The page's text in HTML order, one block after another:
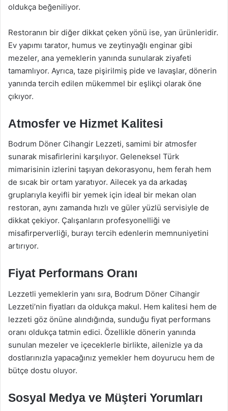
oldukça beğeniliyor.
Restoranın bir diğer dikkat çeken yönü ise, yan ürünleridir.
Ev yapımı tarator, humus ve zeytinyağlı enginar gibi
mezeler, ana yemeklerin yanında sunularak ziyafeti
tamamlıyor. Ayrıca, taze pişirilmiş pide ve lavaşlar, dönerin
yanında tercih edilen mükemmel bir eşlikçi olarak öne
çıkıyor.
Atmosfer ve Hizmet Kalitesi
Bodrum Döner Cihangir Lezzeti, samimi bir atmosfer
sunarak misafirlerini karşılıyor. Geleneksel Türk
mimarisinin izlerini taşıyan dekorasyonu, hem ferah hem
de sıcak bir ortam yaratıyor. Ailecek ya da arkadaş
gruplarıyla keyifli bir yemek için ideal bir mekan olan
restoran, aynı zamanda hızlı ve güler yüzlü servisiyle de
dikkat çekiyor. Çalışanların profesyonelliği ve
misafirperverliği, burayı tercih edenlerin memnuniyetini
artırıyor.
Fiyat Performans Oranı
Lezzetli yemeklerin yanı sıra, Bodrum Döner Cihangir
Lezzeti’nin fiyatları da oldukça makul. Hem kalitesi hem de
lezzeti göz önüne alındığında, sunduğu fiyat performans
oranı oldukça tatmin edici. Özellikle dönerin yanında
sunulan mezeler ve içeceklerle birlikte, ailenizle ya da
dostlarınızla yapacağınız yemekler hem doyurucu hem de
bütçe dostu oluyor.
Sosyal Medya ve Müşteri Yorumları